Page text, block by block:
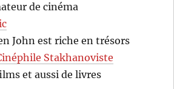
de cinéma
John est riche en trésors
Stakhanoviste
et aussi de livres